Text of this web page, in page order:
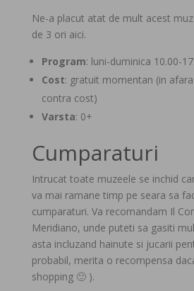
Ne-a placut atat de mult acest
de 3 ori aici.
Program: luni-duminica 10.00-
Cost: gratuit momentan (in
contra cost)
Varsta: 0+
Cumparaturi
Intrucat toate muzeele se inchid
va mai ramane timp pe seara sa
cumparaturi. Va recomandam Il
Meridiano, unde puteti sa gasiti
asta incluzand hainute si jucarii
probabil, merita o recompensa
shopping 🙂 ).